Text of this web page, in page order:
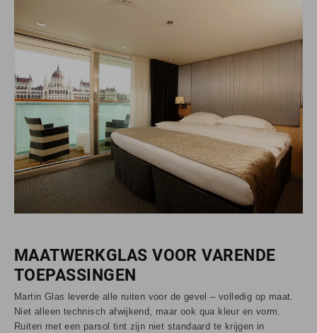
MAATWERKGLAS VOOR VARENDE
TOEPASSINGEN
Martin Glas leverde alle ruiten voor de gevel – volledig op maat.
Niet alleen technisch afwijkend, maar ook qua kleur en vorm.
Ruiten met een parsol tint zijn niet standaard te krijgen in